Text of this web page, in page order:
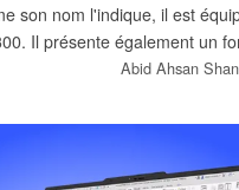
son nom l'indique, il est
Il présente également un
pouces et est très léger.
Abid Ahsan